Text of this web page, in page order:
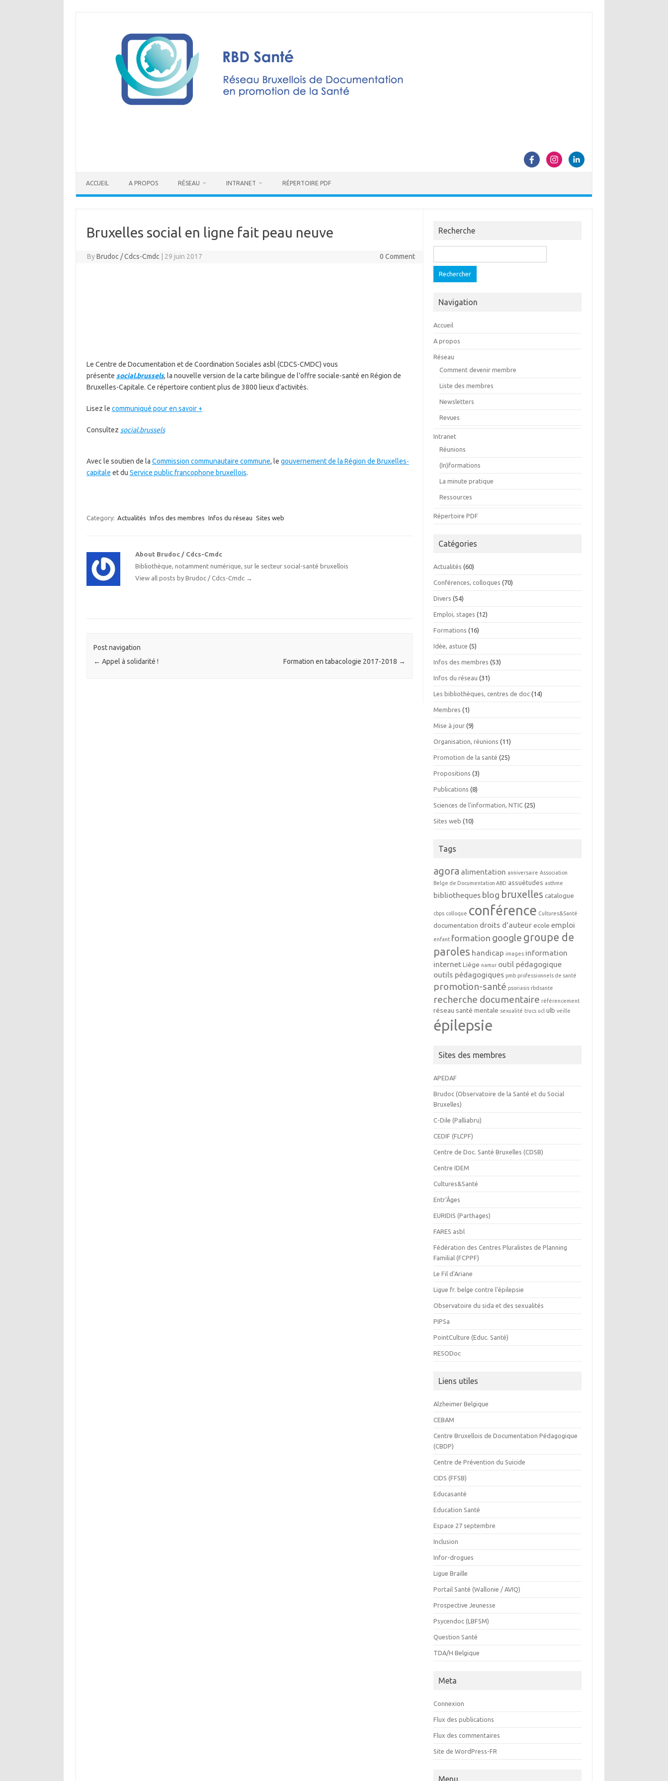
ACCUEIL A PROPOS RÉSEAU INTRANET RÉPERTOIRE PDF
Bruxelles social en ligne fait peau neuve
ByBrudoc / Cdcs-Cmdc 29 juin 2017 0 Comment
Le Centre de Documentation et de Coordination Sociales asbl (CDCS-CMDC) vous
présente social.brussels, la nouvelle version de la carte bilingue de l’offre sociale-santé en Région de
Bruxelles-Capitale. Ce répertoire contient plus de 3800 lieux d’activités.
Lisez le communiqué pour en savoir +
Consultez social.brussels
Avec le soutien de la Commission communautaire commune, le gouvernement de la Région de Bruxelles-
capitale et du Service public francophone bruxellois.
Category: Actualités Infos des membres Infos du réseau Sites web
About Brudoc / Cdcs-Cmdc
Bibliothèque, notamment numérique, sur le secteur social-santé bruxellois
View all posts by Brudoc / Cdcs-Cmdc →
Post navigation
← Appel à solidarité ! Formation en tabacologie 2017-2018 →
Recherche
Navigation
Accueil
A propos
Réseau
Comment devenir membre
Liste des membres
Newsletters
Revues
Intranet
Réunions
(In)formations
La minute pratique
Ressources
Répertoire PDF
Catégories
Actualités (60)
Conférences, colloques (70)
Divers (54)
Emploi, stages (12)
Formations (16)
Idée, astuce (5)
Infos des membres (53)
Infos du réseau (31)
Les bibliothèques, centres de doc (14)
Membres (1)
Mise à jour (9)
Organisation, réunions (11)
Promotion de la santé (25)
Propositions (3)
Publications (8)
Sciences de l'information, NTIC (25)
Sites web (10)
Tags
agora alimentation anniversaire Association
Belge de Documentation ABD assuétudes asthme
bibliotheques blog bruxelles catalogue
cbps colloque conférence Cultures&Santé
documentation droits d'auteur ecole emploi
enfant formation google groupe de
paroles handicap images information
internet Liège namur outil pédagogique
outils pédagogiques pmb professionnels de santé
promotion-santé psoriasis rbdsante
recherche documentaire référencement
réseau santé mentale sexualité trucs ucl ulb veille
épilepsie
Sites des membres
APEDAF
Brudoc (Observatoire de la Santé et du Social
Bruxelles)
C-Dile (Palliabru)
CEDIF (FLCPF)
Centre de Doc. Santé Bruxelles (CDSB)
Centre IDEM
Cultures&Santé
Entr'Âges
EURIDIS (Parthages)
FARES asbl
Fédération des Centres Pluralistes de Planning
Familial (FCPPF)
Le Fil d'Ariane
Ligue fr. belge contre l'épilepsie
Observatoire du sida et des sexualités
PIPSa
PointCulture (Educ. Santé)
RESODoc
Liens utiles
Alzheimer Belgique
CEBAM
Centre Bruxellois de Documentation Pédagogique
(CBDP)
Centre de Prévention du Suicide
CIDS (FFSB)
Educasanté
Education Santé
Espace 27 septembre
Inclusion
Infor-drogues
Ligue Braille
Portail Santé (Wallonie / AVIQ)
Prospective Jeunesse
Psycendoc (LBFSM)
Question Santé
TDA/H Belgique
Meta
Connexion
Flux des publications
Flux des commentaires
Site de WordPress-FR